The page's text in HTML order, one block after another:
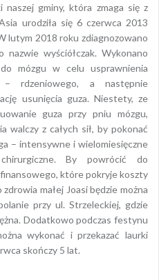
naszej gminy, która zmaga się z
urodziła się 6 czerwca 2013
lutym 2018 roku zdiagnozowano
wyściółczak. Wykonano
mózgu w celu usprawnienia
– rdzeniowego, a następnie
usunięcia guza. Niestety, ze
guza przy pniu mózgu,
walczy z całych sił, by pokonać
– intensywne i wielomiesięczne
By powrócić do
które pokryje koszty
małej Joasi będzie można
przy ul. Strzeleckiej, gdzie
Dodatkowo podczas festynu
wykonać i przekazać laurki
skończy 5 lat.